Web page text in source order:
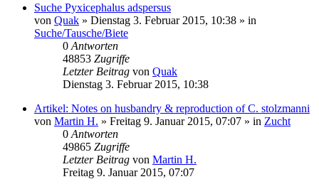
Suche Pyxicephalus adspersus
von Quak » Dienstag 3. Februar 2015, 10:38 » in
Suche/Tausche/Biete
0 Antworten
48853 Zugriffe
Letzter Beitrag von Quak
Dienstag 3. Februar 2015, 10:38
Artikel: Notes on husbandry & reproduction of C. stolzmanni
von Martin H. » Freitag 9. Januar 2015, 07:07 » in Zucht
0 Antworten
49865 Zugriffe
Letzter Beitrag von Martin H.
Freitag 9. Januar 2015, 07:07